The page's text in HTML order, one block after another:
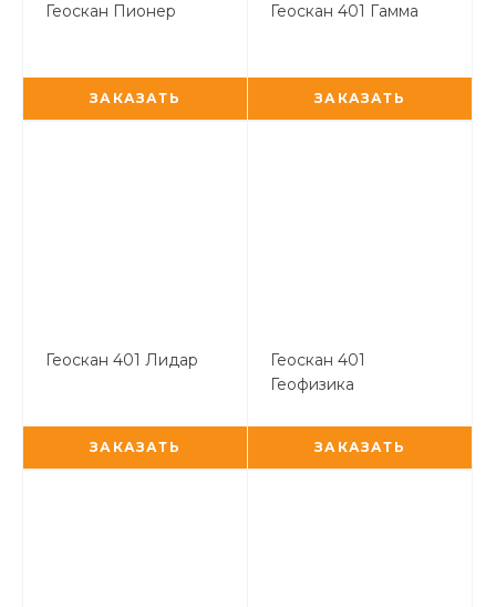
Геоскан Пионер
ЗАКАЗАТЬ
Геоскан 401 Гамма
ЗАКАЗАТЬ
Геоскан 401 Лидар
ЗАКАЗАТЬ
Геоскан 401
Геофизика
ЗАКАЗАТЬ